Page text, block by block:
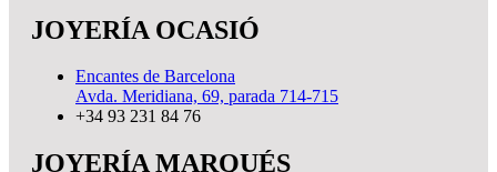
JOYERÍA OCASIÓ
Encantes de Barcelona
Avda. Meridiana, 69, parada 714-715
+34 93 231 84 76
JOYERÍA MARQUÉS